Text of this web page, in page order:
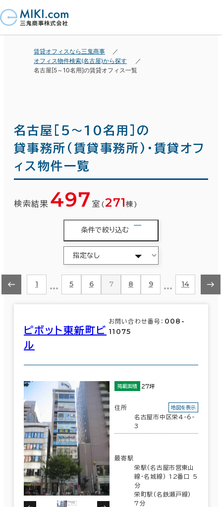
賃貸オフィスなら三鬼商事
オフィス物件検索(名古屋)から探す
名古屋[5～10名用]の賃貸オフィス一覧
名古屋[5～10名用]の
貸事務所(賃貸事務所)・賃貸オフ
ィス物件一覧
検索結果 497 室 ( 271棟)
条件で絞り込む
1 … 5 6 7 8 9 … 14
ピボット東新町ビ
ル
お問い合わせ番号： 008-
11075
掲載面積 27坪
住所
名古屋市中区栄4-6-
3
地図を表示
最寄駅
栄駅(名古屋市営東山
線･名城線) 12番口 5
分
栄町駅(名鉄瀬戸線)
7分